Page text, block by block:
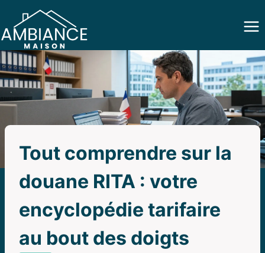
contenu
Tout comprendre sur la
douane RITA : votre
encyclopédie tarifaire
au bout des doigts